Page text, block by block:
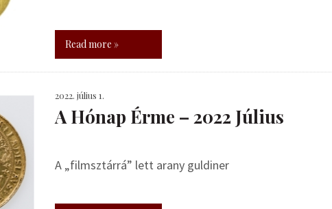
Read more »
2022. július 1.
A Hónap Érme – 2022 Július
A „filmsztárrá” lett arany guldiner